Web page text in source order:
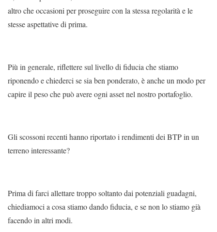
altro che occasioni per proseguire con la stessa regolarità e le
stesse aspettative di prima.
Più in generale, riflettere sul livello di fiducia che stiamo
riponendo e chiederci se sia ben ponderato, è anche un modo per
capire il peso che può avere ogni asset nel nostro portafoglio.
Gli scossoni recenti hanno riportato i rendimenti dei BTP in un
terreno interessante?
Prima di farci allettare troppo soltanto dai potenziali guadagni,
chiediamoci a cosa stiamo dando fiducia, e se non lo stiamo già
facendo in altri modi.